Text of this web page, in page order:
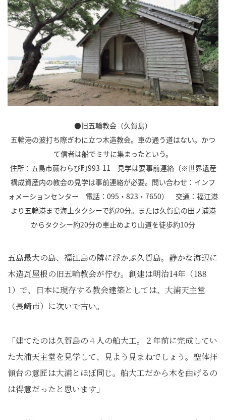
●旧五輪教会（久賀島）
五輪港の波打ち際ぎわに立つ木造教会。車の通う道はない。かつ
て信者は船でミサに集まったという。
住所：五島市蕨わらび町993-11 見学は要事前連絡（※世界遺産
構成資産内の教会の見学は事前連絡が必要。問い合わせ：インフ
ォメーションセンター 電話：095・823・7650） 交通：福江港
より五輪港まで海上タクシーで約20分。または久賀島の田ノ浦港
からタクシー約20分の車止めより山道を徒歩約10分
五島最大の島、福江島の隣に浮かぶ久賀島。静かな海辺に
木造瓦屋根の旧五輪教会が佇む。創建は明治14年（188
1）で、日本に現存する教会建築としては、大浦天主堂
（長崎市）に次いで古い。
「建てたのは久賀島の４人の船大工。２年前に完成してい
た大浦天主堂を見学して、見よう見まねでしょう。聖体拝
領台の意匠は大浦とほぼ同じ。船大工だから木を曲げるの
は得意だったと思います」